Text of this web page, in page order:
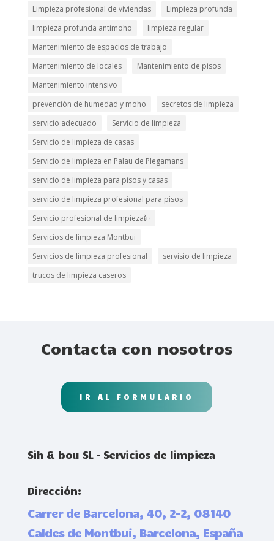
Limpieza profesional de viviendas
Limpieza profunda
limpieza profunda antimoho
limpieza regular
Mantenimiento de espacios de trabajo
Mantenimiento de locales
Mantenimiento de pisos
Mantenimiento intensivo
prevención de humedad y moho
secretos de limpieza
servicio adecuado
Servicio de limpieza
Servicio de limpieza de casas
Servicio de limpieza en Palau de Plegamans
servicio de limpieza para pisos y casas
servicio de limpieza profesional para pisos
Servicio profesional de limpiezaៃ
Servicios de limpieza Montbui
Servicios de limpieza profesional
servisio de limpieza
trucos de limpieza caseros
Contacta con nosotros
IR AL FORMULARIO
Sih & bou SL – Servicios de limpieza
Dirección:
Carrer de Barcelona, 40, 2-2, 08140
Caldes de Montbui, Barcelona, España